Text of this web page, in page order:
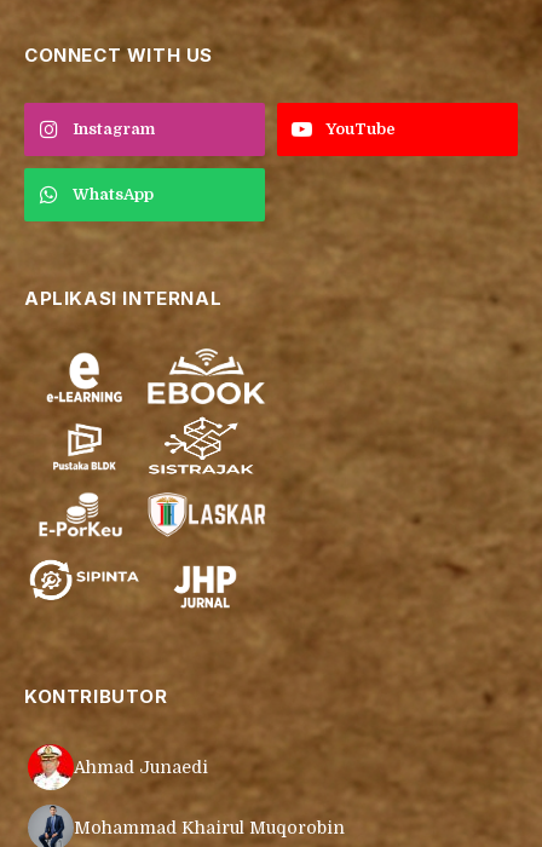
CONNECT WITH US
Instagram YouTube
WhatsApp
APLIKASI INTERNAL
KONTRIBUTOR
Ahmad Junaedi
Mohammad Khairul Muqorobin